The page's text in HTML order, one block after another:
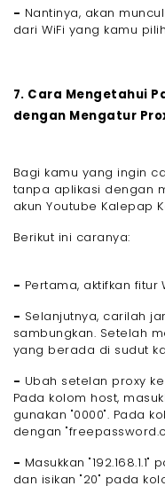
- Nantinya, akan
dari WiFi yang kamu
7. Cara Mengetahui
dengan Mengatur
Bagi kamu yang ingin
tanpa aplikasi dengan
akun Youtube Kalepap
Berikut ini caranya:
- Pertama, aktifkan
- Selanjutnya, carilah
sambungkan. Setelah
yang berada di sudut
- Ubah setelan proxy
Pada kolom host,
gunakan "0000". Pada
dengan
- Masukkan
dan isikan "20" pada